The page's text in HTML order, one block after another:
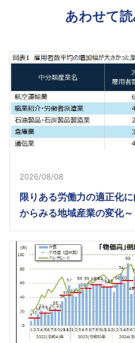
あわせて
2026/08/08
限りある労働力の適正化
からみる地域産業の変化～